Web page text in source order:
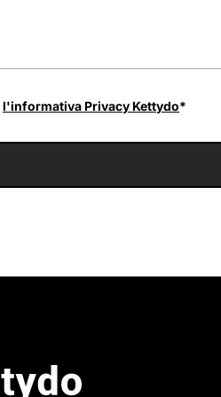
l'informativa Privacy Kettydo*